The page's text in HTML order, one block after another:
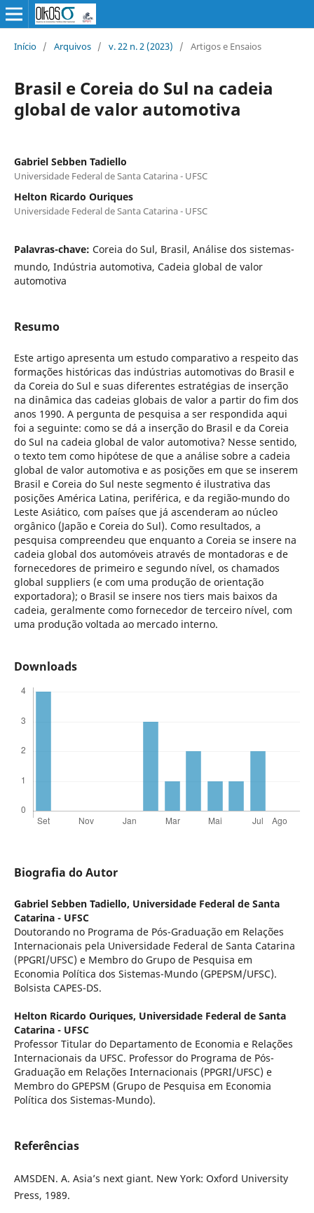
Início / Arquivos / v. 22 n. 2 (2023) / Artigos e Ensaios
Brasil e Coreia do Sul na cadeia
global de valor automotiva
Gabriel Sebben Tadiello
Universidade Federal de Santa Catarina - UFSC
Helton Ricardo Ouriques
Universidade Federal de Santa Catarina - UFSC
Palavras-chave: Coreia do Sul, Brasil, Análise dos sistemas-
mundo, Indústria automotiva, Cadeia global de valor
automotiva
Resumo
Este artigo apresenta um estudo comparativo a respeito das
formações históricas das indústrias automotivas do Brasil e
da Coreia do Sul e suas diferentes estratégias de inserção
na dinâmica das cadeias globais de valor a partir do fim dos
anos 1990. A pergunta de pesquisa a ser respondida aqui
foi a seguinte: como se dá a inserção do Brasil e da Coreia
do Sul na cadeia global de valor automotiva? Nesse sentido,
o texto tem como hipótese de que a análise sobre a cadeia
global de valor automotiva e as posições em que se inserem
Brasil e Coreia do Sul neste segmento é ilustrativa das
posições América Latina, periférica, e da região-mundo do
Leste Asiático, com países que já ascenderam ao núcleo
orgânico (Japão e Coreia do Sul). Como resultados, a
pesquisa compreendeu que enquanto a Coreia se insere na
cadeia global dos automóveis através de montadoras e de
fornecedores de primeiro e segundo nível, os chamados
global suppliers (e com uma produção de orientação
exportadora); o Brasil se insere nos tiers mais baixos da
cadeia, geralmente como fornecedor de terceiro nível, com
uma produção voltada ao mercado interno.
Downloads
Biografia do Autor
Gabriel Sebben Tadiello, Universidade Federal de Santa
Catarina - UFSC
Doutorando no Programa de Pós-Graduação em Relações
Internacionais pela Universidade Federal de Santa Catarina
(PPGRI/UFSC) e Membro do Grupo de Pesquisa em
Economia Política dos Sistemas-Mundo (GPEPSM/UFSC).
Bolsista CAPES-DS.
Helton Ricardo Ouriques, Universidade Federal de Santa
Catarina - UFSC
Professor Titular do Departamento de Economia e Relações
Internacionais da UFSC. Professor do Programa de Pós-
Graduação em Relações Internacionais (PPGRI/UFSC) e
Membro do GPEPSM (Grupo de Pesquisa em Economia
Política dos Sistemas-Mundo).
Referências
AMSDEN. A. Asia’s next giant. New York: Oxford University
Press, 1989.